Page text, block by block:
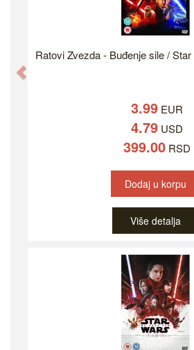
Ratovi Zvezda - Buđenje sile /
3.99 EUR
4.79 USD
399.00 RSD
Dodaj u korpu
Više detalja